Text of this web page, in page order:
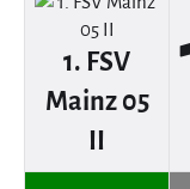
1. FSV
Mainz 05
II